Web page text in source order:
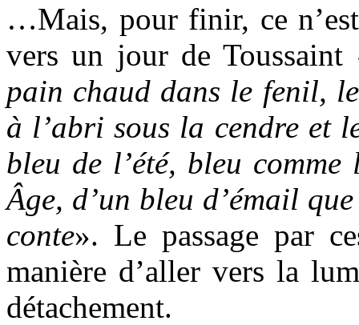
…Mais, pour finir, ce
vers un jour de
pain chaud dans le fenil,
à l’abri sous la cendre et
bleu de l’été, bleu
Âge, d’un bleu d’émail
conte». Le passage par
manière d’aller vers la
détachement.